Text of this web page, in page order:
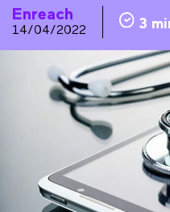
Enreach
14/04/2022 3